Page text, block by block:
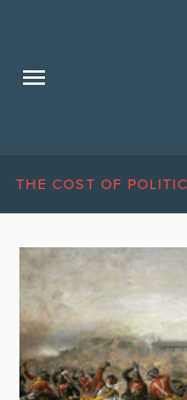
THE COST OF